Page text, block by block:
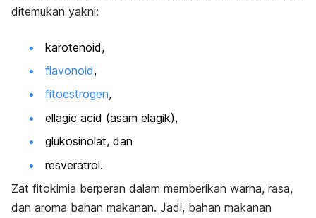
ditemukan yakni:
karotenoid,
flavonoid,
fitoestrogen,
ellagic acid (asam elagik),
glukosinolat, dan
resveratrol.
Zat fitokimia berperan dalam memberikan warna, rasa,
dan aroma bahan makanan. Jadi, bahan makanan